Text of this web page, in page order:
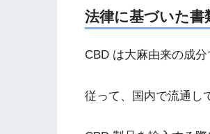
法律に基づいた書
CBD は大麻由来の成
従って、 国内で流通し